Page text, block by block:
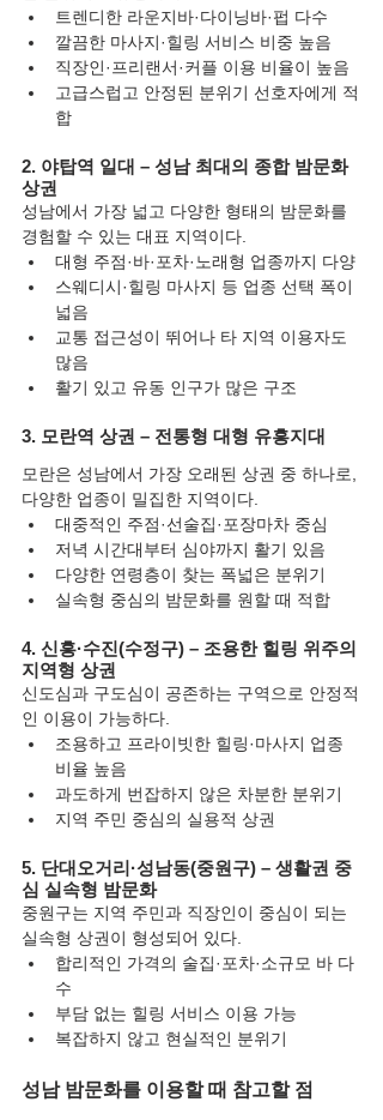
트렌디한 라운지바·다이닝바·펍 다수
깔끔한 마사지·힐링 서비스 비중 높음
직장인·프리랜서·커플 이용 비율이 높음
고급스럽고 안정된 분위기 선호자에게 적
합
2. 야탑역 일대 – 성남 최대의 종합 밤문화
상권
성남에서 가장 넓고 다양한 형태의 밤문화를
경험할 수 있는 대표 지역이다.
대형 주점·바·포차·노래형 업종까지 다양
스웨디시·힐링 마사지 등 업종 선택 폭이
넓음
교통 접근성이 뛰어나 타 지역 이용자도
많음
활기 있고 유동 인구가 많은 구조
3. 모란역 상권 – 전통형 대형 유흥지대
모란은 성남에서 가장 오래된 상권 중 하나로,
다양한 업종이 밀집한 지역이다.
대중적인 주점·선술집·포장마차 중심
저녁 시간대부터 심야까지 활기 있음
다양한 연령층이 찾는 폭넓은 분위기
실속형 중심의 밤문화를 원할 때 적합
4. 신흥·수진(수정구) – 조용한 힐링 위주의
지역형 상권
신도심과 구도심이 공존하는 구역으로 안정적
인 이용이 가능하다.
조용하고 프라이빗한 힐링·마사지 업종
비율 높음
과도하게 번잡하지 않은 차분한 분위기
지역 주민 중심의 실용적 상권
5. 단대오거리·성남동(중원구) – 생활권 중
심 실속형 밤문화
중원구는 지역 주민과 직장인이 중심이 되는
실속형 상권이 형성되어 있다.
합리적인 가격의 술집·포차·소규모 바 다
수
부담 없는 힐링 서비스 이용 가능
복잡하지 않고 현실적인 분위기
성남 밤문화를 이용할 때 참고할 점